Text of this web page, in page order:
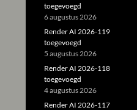
toegevoegd
6 augustus 2026
Render AI 2026-119
toegevoegd
5 augustus 2026
Render AI 2026-118
toegevoegd
4 augustus 2026
Render AI 2026-117